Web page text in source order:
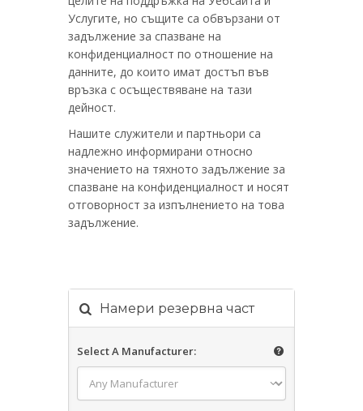
Услугите, но същите са обвързани от
задължение за спазване на
конфиденциалност по отношение на
данните, до които имат достъп във
връзка с осъществяване на тази
дейност.
Нашите служители и партньори са
надлежно информирани относно
значението на тяхното задължение за
спазване на конфиденциалност и носят
отговорност за изпълнението на това
задължение.
Намери резервна част
Select A Manufacturer: